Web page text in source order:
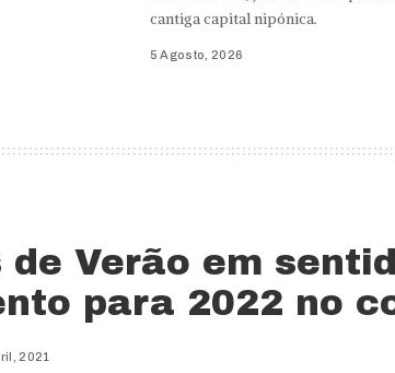
cantiga capital nipónica.
5 Agosto, 2026
de Verão em
para 2022 no
2021